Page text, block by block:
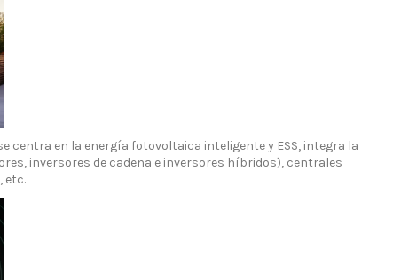
centra en la energía fotovoltaica inteligente y ESS, integra la
inversores de cadena e inversores híbridos), centrales
etc.